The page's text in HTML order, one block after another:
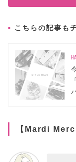
こちらの記事も
【Mardi